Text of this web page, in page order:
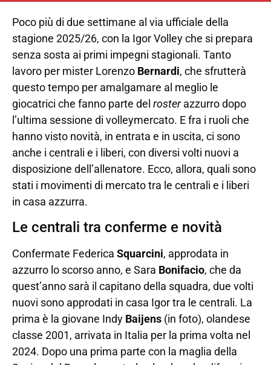
Poco più di due settimane al via ufficiale della
stagione 2025/26, con la Igor Volley che si prepara
senza sosta ai primi impegni stagionali. Tanto
lavoro per mister Lorenzo Bernardi, che sfrutterà
questo tempo per amalgamare al meglio le
giocatrici che fanno parte del rosterazzurro dopo
l’ultima sessione di volleymercato. E fra i ruoli che
hanno visto novità, in entrata e in uscita, ci sono
anche i centrali e i liberi, con diversi volti nuovi a
disposizione dell’allenatore. Ecco, allora, quali sono
stati i movimenti di mercato tra le centrali e i liberi
in casa azzurra.
Le centrali tra conferme e novità
Confermate Federica Squarcini, approdata in
azzurro lo scorso anno, e Sara Bonifacio, che da
quest’anno sarà il capitano della squadra, due volti
nuovi sono approdati in casa Igor tra le centrali. La
prima è la giovane Indy Baijens (in foto), olandese
classe 2001, arrivata in Italia per la prima volta nel
2024. Dopo una prima parte con la maglia della